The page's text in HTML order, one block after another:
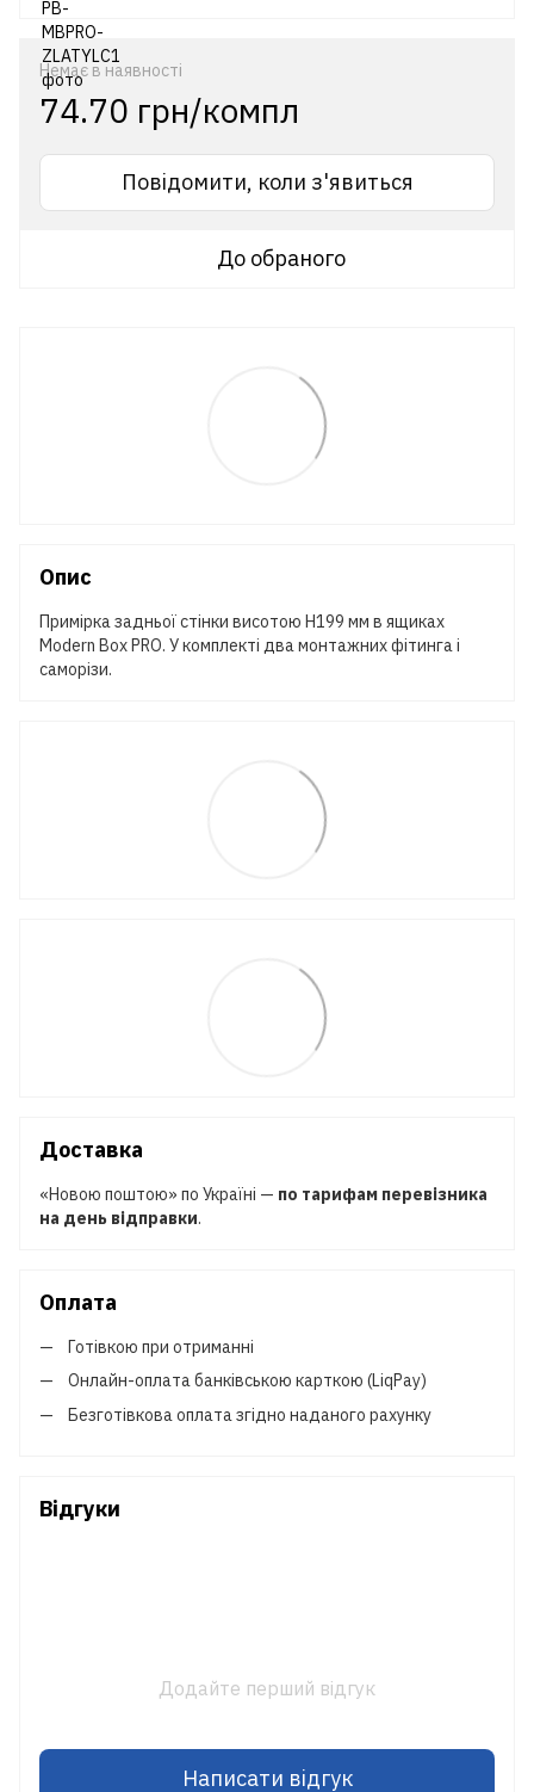
Немає в наявності
74.70 грн/компл
Повідомити, коли з'явиться
До обраного
Опис
Примірка задньої стінки висотою H199 мм в ящиках
Modern Box PRO. У комплекті два монтажних фітинга і
саморізи.
Доставка
«Новою поштою» по Україні — по тарифам перевізника
на день відправки.
Оплата
Готівкою при отриманні
Онлайн-оплата банківською карткою (LiqPay)
Безготівкова оплата згідно наданого рахунку
Відгуки
Додайте перший відгук
Написати відгук